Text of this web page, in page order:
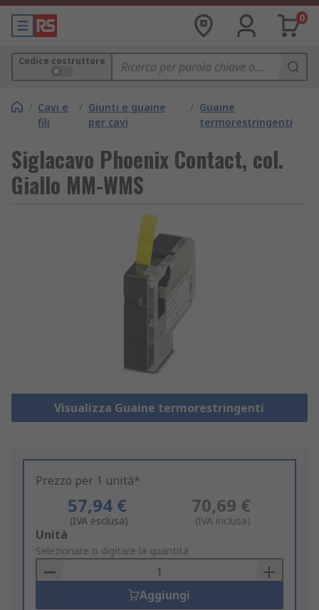
0
Codice costruttore
/ Cavi e
fili
/ Giunti e guaine
per cavi
/ Guaine
termorestringenti
Siglacavo Phoenix Contact, col.
Giallo MM-WMS
Visualizza Guaine termorestringenti
Prezzo per 1 unità*
57,94 €
(IVA esclusa)
70,69 €
(IVA inclusa)
Add
to
Basket
Unità
Selezionare o digitare la quantità
Aggiungi